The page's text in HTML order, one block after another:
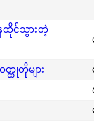
ေထိုင်သွားတဲ့
ထုတိုများ